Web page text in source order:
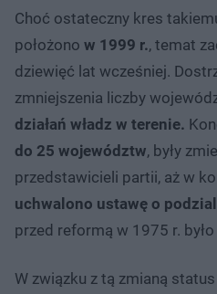
Choć ostateczny kres
położono w 1999 r., temat
dziewięć lat wcześniej.
zmniejszenia liczby
działań władz w terenie.
do 25 województw, były
przedstawicieli partii, aż w
uchwalono ustawę o
przed reformą w 1975 r.
W związku z tą zmianą